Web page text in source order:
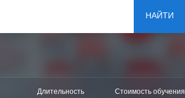
НАЙТИ
Длительность Стоимость обучения